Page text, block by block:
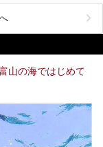
スポットがたくさんあ
温泉ウェルネススパ
歴史の旅にお出かけし
山の海ではじめて